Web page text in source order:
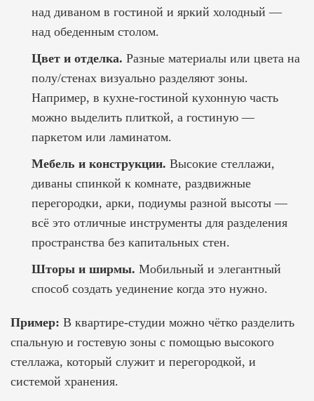
над диваном в гостиной и яркий холодный —
над обеденным столом.
Цвет и отделка. Разные материалы или цвета на
полу/стенах визуально разделяют зоны.
Например, в кухне-гостиной кухонную часть
можно выделить плиткой, а гостиную —
паркетом или ламинатом.
Мебель и конструкции. Высокие стеллажи,
диваны спинкой к комнате, раздвижные
перегородки, арки, подиумы разной высоты —
всё это отличные инструменты для разделения
пространства без капитальных стен.
Шторы и ширмы. Мобильный и элегантный
способ создать уединение когда это нужно.
Пример: В квартире-студии можно чётко разделить
спальную и гостевую зоны с помощью высокого
стеллажа, который служит и перегородкой, и
системой хранения.